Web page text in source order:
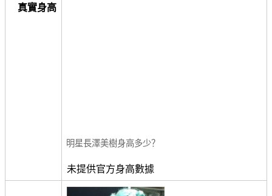
真實身高
明星長澤美樹身高多少？
未提供官方身高數據